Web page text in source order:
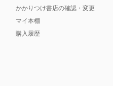
かかりつけ書店の確認・変更
マイ本棚
購入履歴